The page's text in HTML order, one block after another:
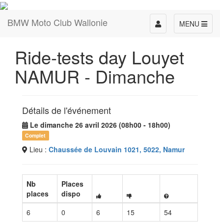
BMW Moto Club Wallonie MENU
Toggle
navigation
Ride-tests day Louyet
NAMUR - Dimanche
Détails de l'événement
Le dimanche 26 avril 2026 (08h00 - 18h00)
Complet
Lieu : Chaussée de Louvain 1021, 5022, Namur
Nb
places
Places
dispo
6
0 6 15 54